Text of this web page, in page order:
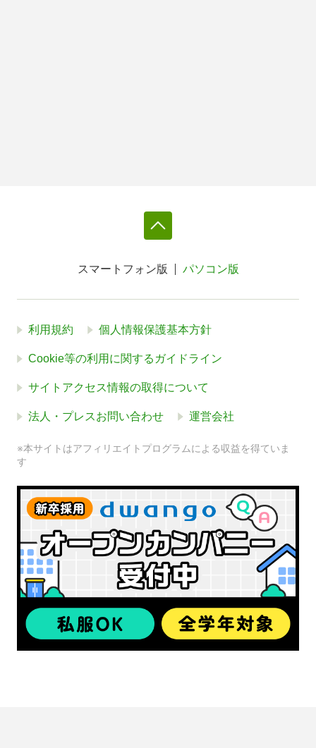
スマートフォン版 パソコン版
利用規約 個人情報保護基本方針
Cookie等の利用に関するガイドライン
サイトアクセス情報の取得について
法人・プレスお問い合わせ 運営会社
※本サイトはアフィリエイトプログラムによる収益を得ていま
す